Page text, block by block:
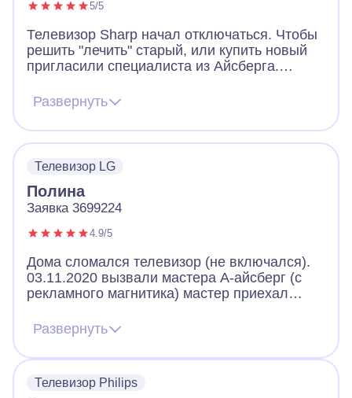
5/5
Телевизор Sharp начал отключаться. Чтобы
решить "лечить" старый, или купить новый
пригласили специалиста из Айсберга.
средства защиты - маску, бахилы.
Вежливый. Компетентный. Грамотно провёл
диагностику, объяснил в чем проблема,
особенности ремонта, и как долго сможет
служить потом. Телевизор работает и это
радует!)) Спасибо мастеру Сергееву В. В. и
сервисной службе!
Развернуть
Телевизор LG
Полина
Заявка 3699224
4.9/5
Дома сломался телевизор (не включался).
03.11.2020 вызвали мастера А-айсберг (с
рекламного магнитика) мастер приехал
Проблема оказалась в блоке питания.
Мастер заменил блок и проблема была
быстро устранена. По сегодняшнее число
дал рекомендации по очистке пульта
Развернуть
Телевизор Philips